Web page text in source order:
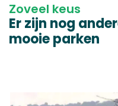
Zoveel keus
Er zijn nog
mooie parken